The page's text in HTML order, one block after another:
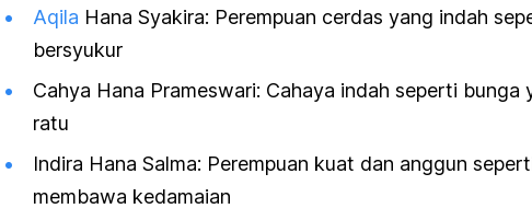
Aqila Hana Syakira: Perempuan cerdas yang indah
bersyukur
Cahya Hana Prameswari: Cahaya indah seperti bunga
ratu
Indira Hana Salma: Perempuan kuat dan anggun
membawa kedamaian